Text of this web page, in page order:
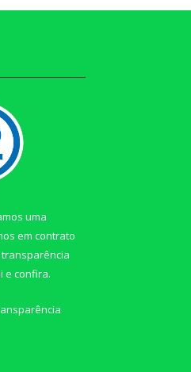
uma
em contrato
e confira.